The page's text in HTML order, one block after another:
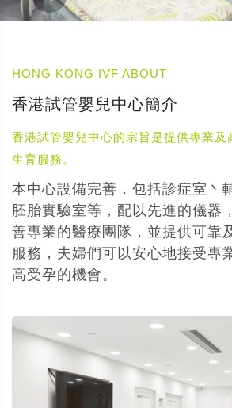
HONG KONG IVF ABOUT
香港試管嬰兒中心簡介
香港試管嬰兒中心的宗旨是提供專業及
生育服務。
本中心設備完善，包括診症室丶
胚胎實驗室等，配以先進的儀器
善專業的醫療團隊，並提供可靠
服務，夫婦們可以安心地接受專
高受孕的機會。